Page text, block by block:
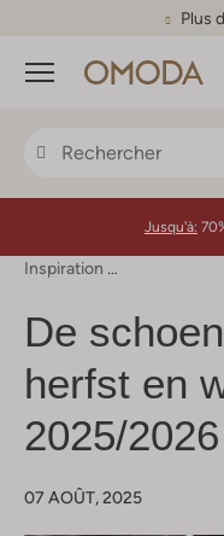
Plus
Menu
Jusqu'à:
Inspiration
De
herfst en
2025/
07 AOÛT, 2025